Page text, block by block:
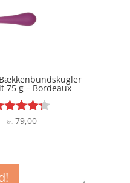
75 g – Bordeaux
Vurderet
kr. 79,00